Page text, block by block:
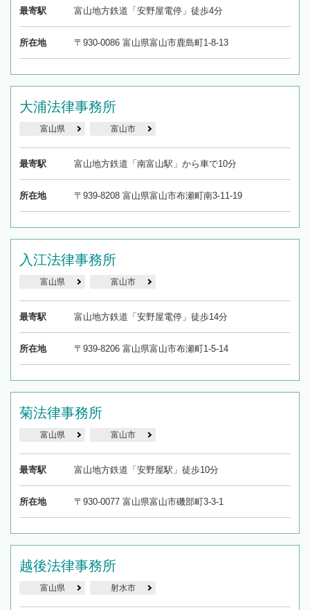
最寄駅 富山地方鉄道「安野屋電停」徒歩4分
所在地 〒930-0086 富山県富山市鹿島町1-8-13
大浦法律事務所
富山県 富山市
最寄駅 富山地方鉄道「南富山駅」から車で10分
所在地 〒939-8208 富山県富山市布瀬町南3-11-19
入江法律事務所
富山県 富山市
最寄駅 富山地方鉄道「安野屋電停」徒歩14分
所在地 〒939-8206 富山県富山市布瀬町1-5-14
菊法律事務所
富山県 富山市
最寄駅 富山地方鉄道「安野屋駅」徒歩10分
所在地 〒930-0077 富山県富山市磯部町3-3-1
越後法律事務所
富山県 射水市